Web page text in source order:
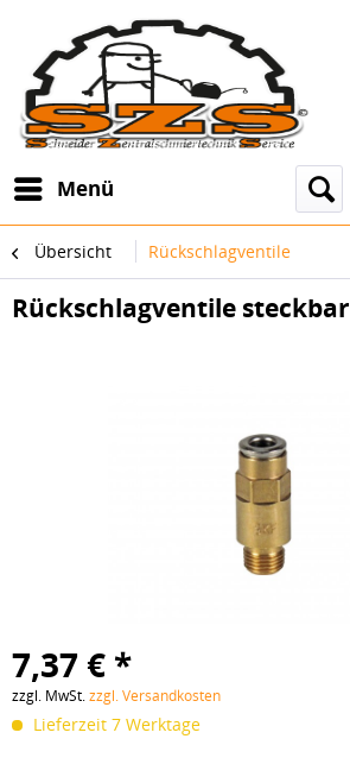
Menü
Übersicht Rückschlagventile
Rückschlagventile steckbar
7,37 € *
zzgl. MwSt.zzgl. Versandkosten
Lieferzeit 7 Werktage